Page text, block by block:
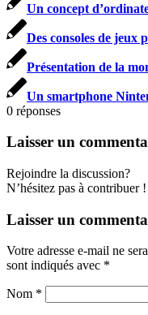
Un concept
Des consoles de jeux
Présentation de la
Un smartphone
0 réponses
Laisser un
Rejoindre la discussion?
N’hésitez pas à contribuer !
Laisser un
Votre adresse e-mail ne
sont indiqués avec *
Nom *